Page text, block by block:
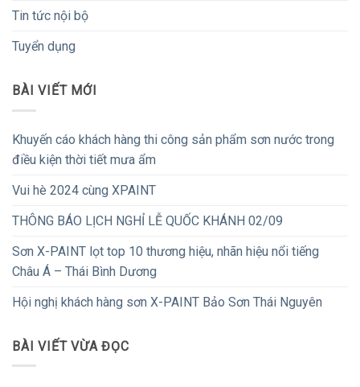
Tin tức nội bộ
Tuyển dụng
BÀI VIẾT MỚI
Khuyến cáo khách hàng thi công sản phẩm sơn nước trong
điều kiện thời tiết mưa ẩm
Vui hè 2024 cùng XPAINT
THÔNG BÁO LỊCH NGHỈ LỄ QUỐC KHÁNH 02/09
Sơn X-PAINT lọt top 10 thương hiệu, nhãn hiệu nổi tiếng
Châu Á – Thái Bình Dương
Hội nghị khách hàng sơn X-PAINT Bảo Sơn Thái Nguyên
BÀI VIẾT VỪA ĐỌC